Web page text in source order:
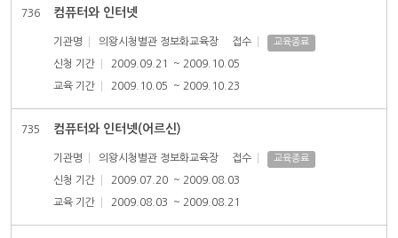
736 컴퓨터와 인터넷
기관명 의왕시청별관 정보화교육장 접수 교육종료
신청 기간 2009.09.21 ~ 2009.10.05
교육 기간 2009.10.05 ~ 2009.10.23
735 컴퓨터와 인터넷(어르신)
기관명 의왕시청별관 정보화교육장 접수 교육종료
신청 기간 2009.07.20 ~ 2009.08.03
교육 기간 2009.08.03 ~ 2009.08.21